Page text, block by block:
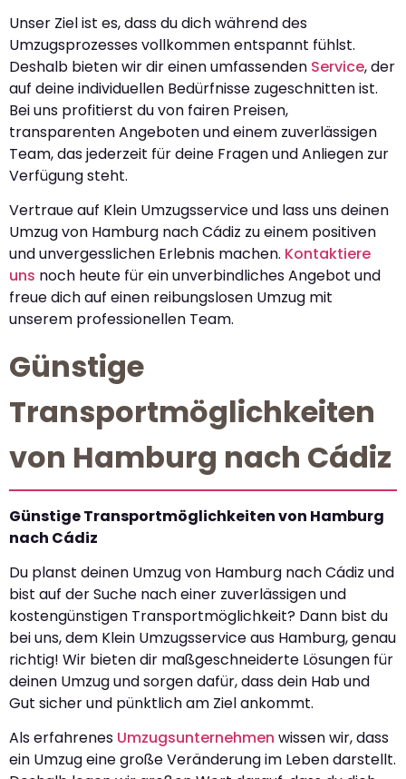
Unser Ziel ist es, dass du dich während des
Umzugsprozesses vollkommen entspannt fühlst.
Deshalb bieten wir dir einen umfassenden Service, der
auf deine individuellen Bedürfnisse zugeschnitten ist.
Bei uns profitierst du von fairen Preisen,
transparenten Angeboten und einem zuverlässigen
Team, das jederzeit für deine Fragen und Anliegen zur
Verfügung steht.
Vertraue auf Klein Umzugsservice und lass uns deinen
Umzug von Hamburg nach Cádiz zu einem positiven
und unvergesslichen Erlebnis machen. Kontaktiere
uns noch heute für ein unverbindliches Angebot und
freue dich auf einen reibungslosen Umzug mit
unserem professionellen Team.
Günstige
Transportmöglichkeiten
von Hamburg nach Cádiz
Günstige Transportmöglichkeiten von Hamburg
nach Cádiz
Du planst deinen Umzug von Hamburg nach Cádiz und
bist auf der Suche nach einer zuverlässigen und
kostengünstigen Transportmöglichkeit? Dann bist du
bei uns, dem Klein Umzugsservice aus Hamburg, genau
richtig! Wir bieten dir maßgeschneiderte Lösungen für
deinen Umzug und sorgen dafür, dass dein Hab und
Gut sicher und pünktlich am Ziel ankommt.
Als erfahrenes Umzugsunternehmen wissen wir, dass
ein Umzug eine große Veränderung im Leben darstellt.